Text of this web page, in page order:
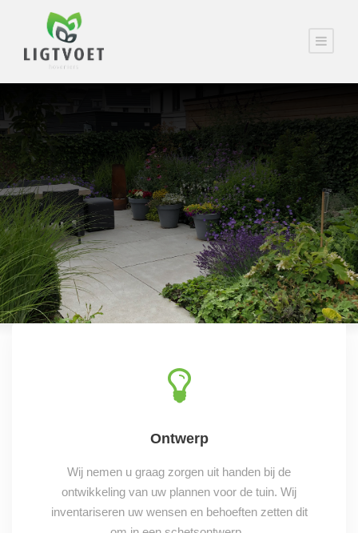
Ontwerp
Wij nemen u graag zorgen uit handen bij de
ontwikkeling van uw plannen voor de tuin. Wij
inventariseren uw wensen en behoeften zetten dit